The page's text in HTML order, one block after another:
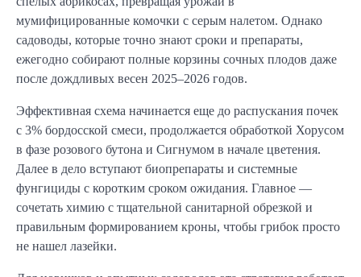
мумифицированные комочки с серым налетом. Однако
садоводы, которые точно знают сроки и препараты,
ежегодно собирают полные корзины сочных плодов даже
после дождливых весен 2025–2026 годов.
Эффективная схема начинается еще до распускания почек
с 3% бордосской смеси, продолжается обработкой Хорусом
в фазе розового бутона и Сигнумом в начале цветения.
Далее в дело вступают биопрепараты и системные
фунгициды с коротким сроком ожидания. Главное —
сочетать химию с тщательной санитарной обрезкой и
правильным формированием кроны, чтобы грибок просто
не нашел лазейки.